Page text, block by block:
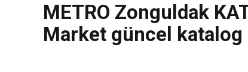
METRO Zonguldak
Market güncel katalog